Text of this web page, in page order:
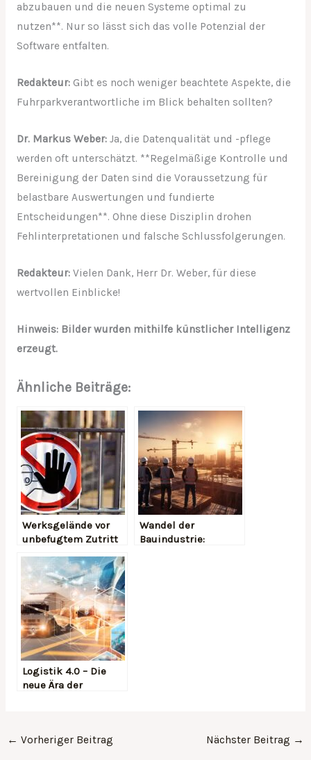
abzubauen und die neuen Systeme optimal zu
nutzen**. Nur so lässt sich das volle Potenzial der
Software entfalten.
Redakteur:Gibt es noch weniger beachtete Aspekte, die
Fuhrparkverantwortliche im Blick behalten sollten?
Dr. Markus Weber:Ja, die Datenqualität und -pflege
werden oft unterschätzt. **Regelmäßige Kontrolle und
Bereinigung der Daten sind die Voraussetzung für
belastbare Auswertungen und fundierte
Entscheidungen**. Ohne diese Disziplin drohen
Fehlinterpretationen und falsche Schlussfolgerungen.
Redakteur:Vielen Dank, Herr Dr. Weber, für diese
wertvollen Einblicke!
Hinweis: Bilder wurden mithilfe künstlicher Intelligenz
erzeugt.
Ähnliche Beiträge:
Werksgelände vor
unbefugtem Zutritt
Wandel der
Bauindustrie:
Logistik 4.0 – Die
neue Ära der
← Vorheriger Beitrag Nächster Beitrag →